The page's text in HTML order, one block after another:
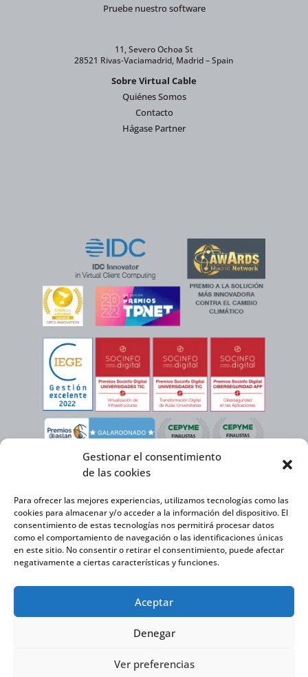
Gestionar el consentimiento
de las cookies
Para ofrecer las mejores experiencias, utilizamos tecnologías como las
cookies para almacenar y/o acceder a la información del dispositivo. El
consentimiento de estas tecnologías nos permitirá procesar datos
como el comportamiento de navegación o las identificaciones únicas
en este sitio. No consentir o retirar el consentimiento, puede afectar
negativamente a ciertas características y funciones.
Aceptar
Denegar
Ver preferencias
Pruebe nuestro software
11, Severo Ochoa St
28521 Rivas-Vaciamadrid, Madrid – Spain
Sobre Virtual Cable
Quiénes Somos
Contacto
Hágase Partner
Instituto Español de Comercio Exterior y la cofinanciación del FEDER para
desarrollar su Plan de Expansión Internacional 2020-2025.